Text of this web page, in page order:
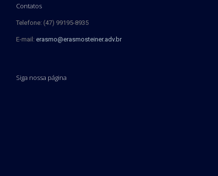
Contatos
Telefone: (47) 99195-8935
E-mail: erasmo@erasmosteiner.adv.br
Siga nossa página